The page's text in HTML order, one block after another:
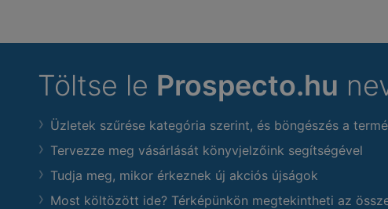
Töltse le Prospecto.hu
Üzletek szűrése kategória szerint, és böngészés a
Tervezze meg vásárlását könyvjelzőink segítségével
Tudja meg, mikor érkeznek új akciós újságok
Most költözött ide? Térképünkön megtekintheti az